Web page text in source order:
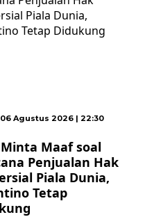
06 Agustus 2026 | 18:30
Fikri Jadi Unggulan
Indonesia
Delapan
di BWF World
2026